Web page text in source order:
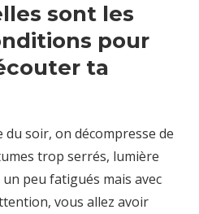
sont les
pour
ta
du soir, on décompresse de
trop serrés, lumière
peu fatigués mais avec
vous allez avoir